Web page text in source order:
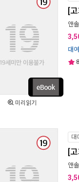
미리읽기
[
앤
대여
대
[
앤